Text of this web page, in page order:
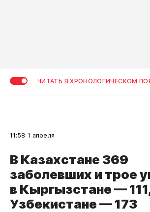
ЧИТАТЬ В ХРОНОЛОГИЧЕСКОМ
11:58 1 апреля
В Казахстане 369
заболевших и трое
в Кыргызстане —
Узбекистане — 173